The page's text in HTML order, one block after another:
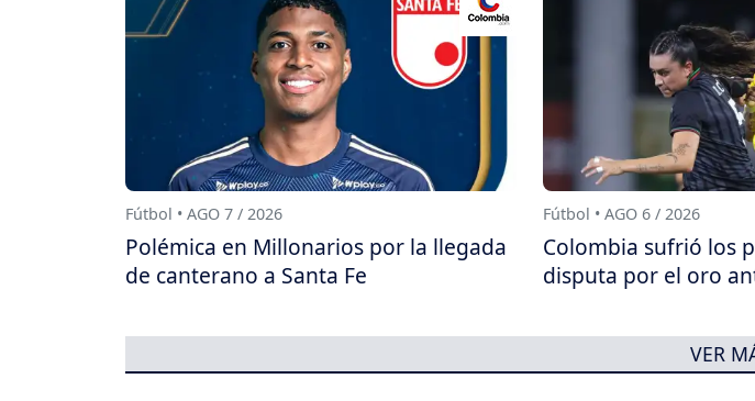
Fútbol • AGO 7 / 2026
Polémica en Millonarios por la llegada
de canterano a Santa Fe
Fútbol • AGO 6 / 2026
Colombia sufrió los
disputa por el oro
VER